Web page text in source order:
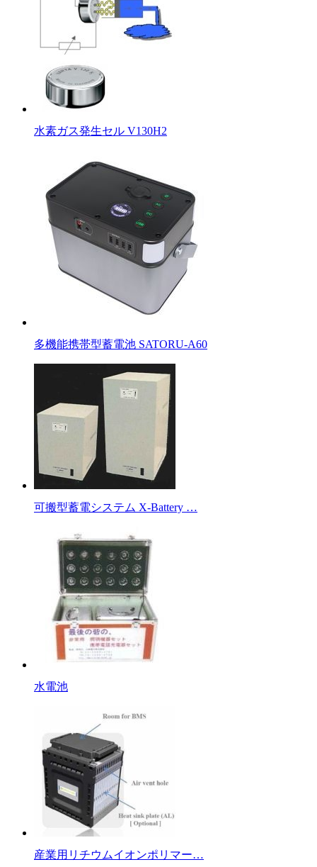
水素ガス発生セル V130H2
多機能携帯型蓄電池 SATORU-A60
可搬型蓄電システム X-Battery …
水電池
産業用リチウムイオンポリマー…